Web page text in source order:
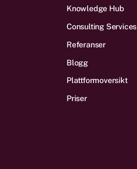
Knowledge Hub
Consulting Services
Referanser
Blogg
Plattform­oversikt
Priser